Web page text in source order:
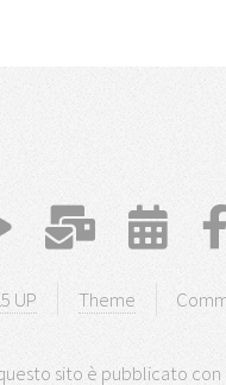
UP Theme
sito è pubblicato